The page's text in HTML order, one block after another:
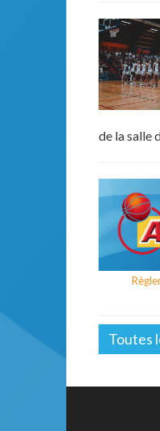
de la salle
Toutes